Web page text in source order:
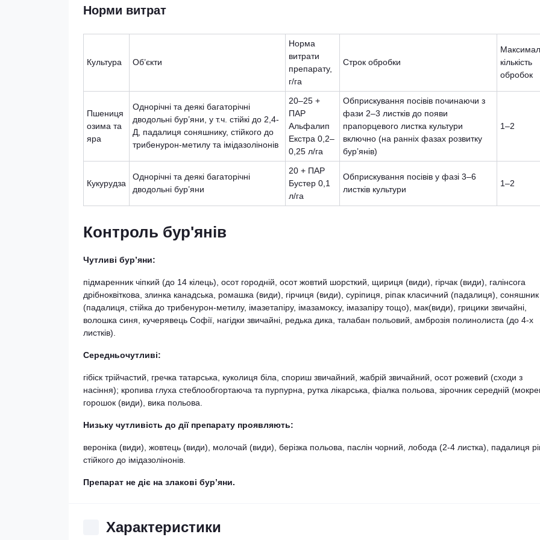
Норми витрат
Культура Об’єкти
Норма
витрати
препарату,
г/га
Строк обробки
кількість
обробок
Пшениця
озима та
яра
Однорічні та деякі багаторічні
дводольні бур’яни, у т.ч. стійкі до 2,4-
Д, падалиця соняшнику, стійкого до
трибенурон-метилу та імідазолінонів
20–25 +
ПАР
Альфалип
Екстра 0,2–
0,25 л/га
Обприскування посівів починаючи з
фази 2–3 листків до появи
прапорцевого листка культури
включно (на ранніх фазах розвитку
бур’янів)
1–2
Кукурудза
Однорічні та деякі багаторічні
дводольні бур’яни
20 + ПАР
Бустер 0,1
л/га
Обприскування посівів у фазі 3–6
листків культури
1–2
Контроль бур'янів
Чутливі бур’яни:
підмаренник чіпкий (до 14 кілець), осот городній, осот жовтий шорсткий, щириця (види), гірчак (види), галінсога
дрібноквіткова, злинка канадська, ромашка (види), гірчиця (види), суріпиця, ріпак класичний (падалиця), соняшник
(падалиця, стійка до трибенурон-метилу, імазетапіру, імазамоксу, імазапіру тощо), мак(види), грицики звичайні,
волошка синя, кучерявець Софії, нагідки звичайні, редька дика, талабан польовий, амброзія полинолиста (до 4-х
листків).
Середньочутливі:
гібіск трійчастий, гречка татарська, куколиця біла, спориш звичайний, жабрій звичайний, осот рожевий (сходи з
насіння); кропива глуха стеблообгортаюча та пурпурна, рутка лікарська, фіалка польова, зірочник середній
горошок (види), вика польова.
Низьку чутливість до дії препарату проявляють:
вероніка (види), жовтець (види), молочай (види), берізка польова, паслін чорний, лобода (2-4 листка), падалиця
стійкого до імідазолінонів.
Препарат не діє на злакові бур’яни.
Характеристики